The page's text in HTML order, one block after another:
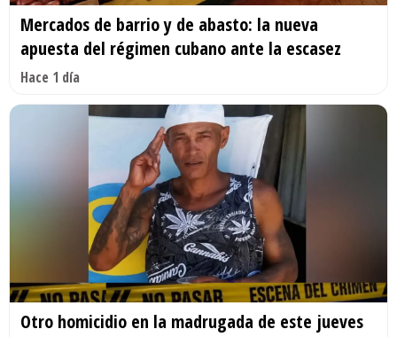
Mercados de barrio y de abasto: la nueva
apuesta del régimen cubano ante la escasez
Hace 1 día
Otro homicidio en la madrugada de este jueves